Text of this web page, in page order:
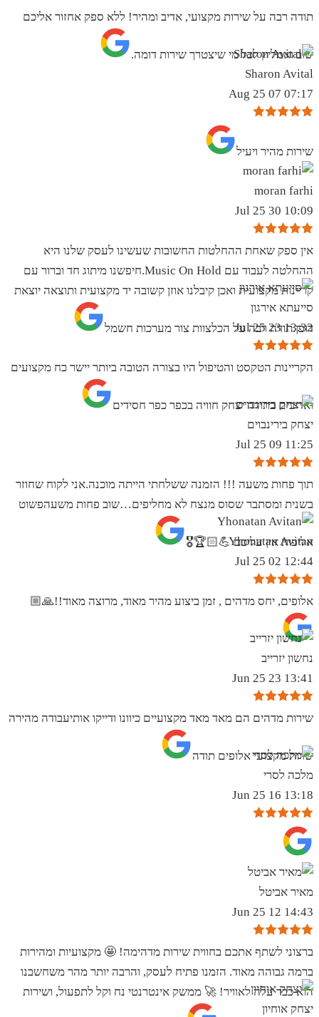
תודה רבה על שירות מקצועי, אדיב ומהיר! ללא ספק אחזור אליכם
שוב ואמליץ לכל מי שיצטרך שירות דומה.
Sharon Avital
07:17 07 Aug 25
שירות מהיר ויעיל
moran farhi
10:09 30 Jul 25
אין ספק שאחת ההחלטות החשובות שעשינו לעסק שלנו היא
ההחלטה לעבוד עם Music On Hold.חיפשנו מיתוג חד וברור עם
קריינות מקצועית ואכן קיבלנו אוזן קשובה יד מקצועית ותוצאה יוצאת
דופן.תודה רבה על הכלצוות צור מערכות חשמל
סייעתא אירגון
13:32 23 Jul 25
הקריינות הטקסט והטיפול היו בצורה הטובה ביותר יישר כח מקצועים
ואדיבים בתודה יצחק חוויה בכפר כפר חסידים
יצחק בירינבוים
11:25 09 Jul 25
תוך פחות משעה !!! הזמנה ששלחתי הייתה מוכנה.אני לקוח שחוזר
בשנית ומסתבר שסוס מנצח לא מחליפים…שוב פחות משעהפשוט
אליפות אין עליכם 💪🏻🏆🎖
Yhonatan Avitan
12:44 02 Jul 25
אלופים, יחס מדהים , זמן ביצוע מהיר מאוד, מרוצה מאוד!!🙏🏼
נחשון יזרייב
13:41 23 Jun 25
שירות מדהים הם מאד מאד מקצועיים כיוונו ודייקו אותיעבודה מהירה
שרות מקצועי אלופים תודה
מלכה לסרי
13:18 16 Jun 25
מאיר אביטל
14:43 12 Jun 25
ברצוני לשתף אתכם בחווית שירות מדהימה! 🤩 מקצועיות ומהירות
ברמה גבוהה מאוד. הזמנו פתיח לעסק, והרבה יותר מהר משחשבנו
הוא כבר עלה לאוויר! 🚀 ממשק אינטרנטי נח וקל לתפעול, ושירות
יצחק אוחיון